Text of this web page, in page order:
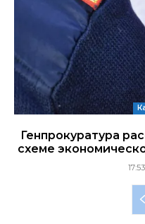
Генпрокуратура
схеме